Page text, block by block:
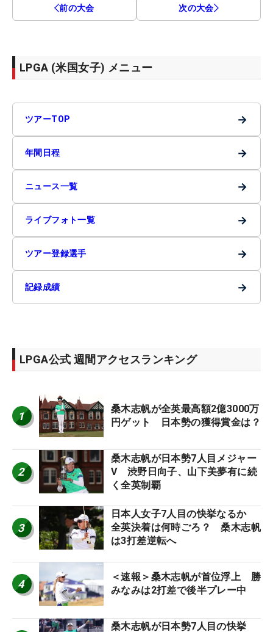
前の大会 次の大会
LPGA (米国女子) メニュー
ツアーTOP →
年間日程 →
ニュース一覧 →
ライブフォト一覧 →
ツアー登録選手 →
記録成績 →
LPGA公式 週間アクセスランキング
1
桑木志帆が全英最高額2億3000万
円ゲット 日本勢の獲得賞金は？
2
桑木志帆が日本勢7人目メジャー
V 渋野日向子、山下美夢有に続
く全英制覇
3
日本人女子7人目の快挙なるか
全英決着は何時ごろ？ 桑木志帆
は3打差逆転へ
4
＜速報＞桑木志帆が首位浮上 勝
みなみは2打差で後半プレー中
桑木志帆が日本勢7人目の快挙